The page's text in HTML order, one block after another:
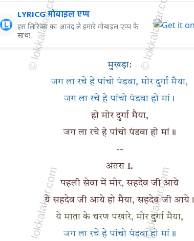
LYRICG मोबाइल एप्प
इस लिरिक्स का आनंद ले हमारे मोबाइल एप्प के
साथ!
मुखड़ा:
जग ला रचे हे पांचो पंडवा, मोर दुर्गा मैया,
जग ला रचे हे पांचो पंडवा हो मां।
हो मोर दुर्गा मैया,
जग ला रचे हे पांचो पंडवा हो मां॥
--
अंतरा 1.
पहली सेवा में मोर, सहदेव जी आये
ये सहदेव जी आये हो मैया, सहदेव जी आये।
ये माता के चरण पखारे, मोर दुर्गा मैया,
जग ला रचे हे पांचो पंडवा हो मां॥